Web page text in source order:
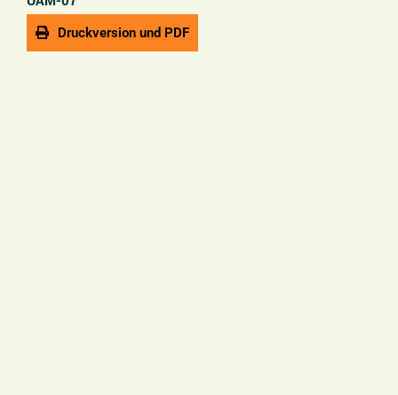
Druckversion und PDF